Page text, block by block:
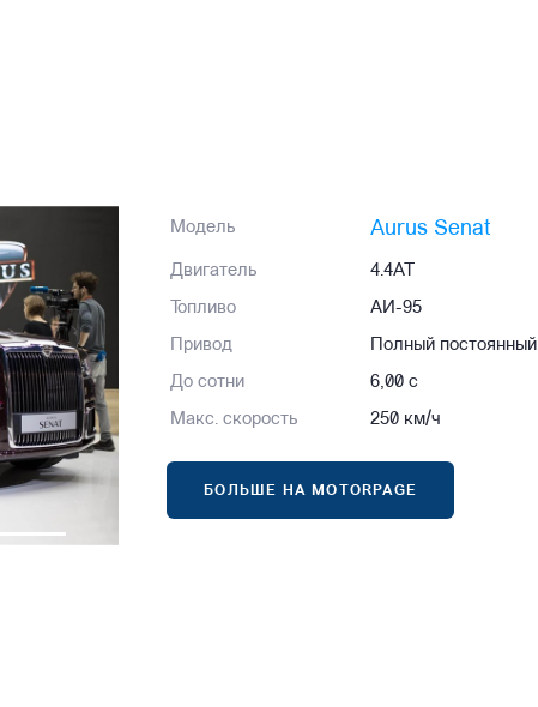
Модель Aurus Senat
Двигатель 4.4AT
Топливо АИ-95
Привод Полный постоянный
До сотни 6,00 с
Макс. скорость 250 км/ч
БОЛЬШЕ НА MOTORPAGE